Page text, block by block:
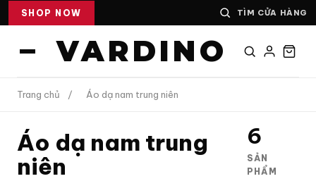
SHOP NOW TÌM CỬA HÀNG
VARDINO
Trang chủ / Áo dạ nam trung niên
Áo dạ nam trung
niên
6
SẢN
PHẨM